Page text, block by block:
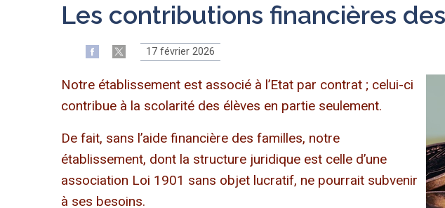
Les contributions financières
17 février 2026
Notre établissement est associé à l’Etat par contrat ; celui-ci
contribue à la scolarité des élèves en partie seulement.
De fait, sans l’aide financière des familles, notre
établissement, dont la structure juridique est celle d’une
association Loi 1901 sans objet lucratif, ne pourrait subvenir
à ses besoins.